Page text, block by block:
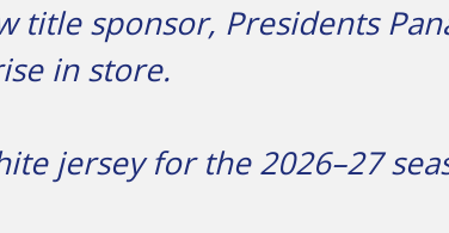
sponsor, Presidents
in store.
jersey for the 2026–27